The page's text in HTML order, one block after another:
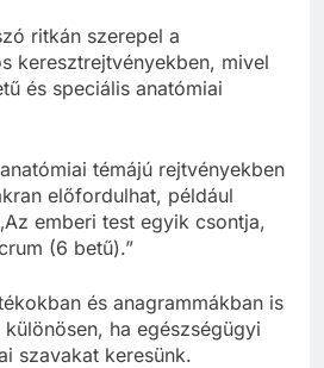
ritkán szerepel a
keresztrejtvényekben, mivel
és speciális anatómiai
témájú rejtvényekben
előfordulhat, például
emberi test egyik csontja,
(6 betű).”
és anagrammákban is
ha egészségügyi
szavakat keresünk.